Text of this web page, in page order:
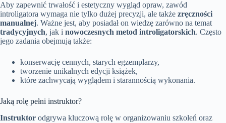
Aby zapewnić trwałość i estetyczny wygląd opraw, zawód
introligatora wymaga nie tylko dużej precyzji, ale także zręczności
manualnej. Ważne jest, aby posiadał on wiedzę zarówno na temat
tradycyjnych, jak i nowoczesnych metod introligatorskich. Często
jego zadania obejmują także:
konserwację cennych, starych egzemplarzy,
tworzenie unikalnych edycji książek,
które zachwycają wyglądem i starannością wykonania.
Jaką rolę pełni instruktor?
Instruktor odgrywa kluczową rolę w organizowaniu szkoleń oraz